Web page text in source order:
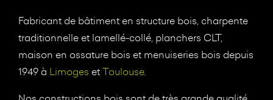
Fabricant de bâtiment en structure bois, charpente
traditionnelle et lamellé-collé, planchers CLT,
maison en ossature bois et menuiseries bois depuis
1949 à Limoges etToulouse.